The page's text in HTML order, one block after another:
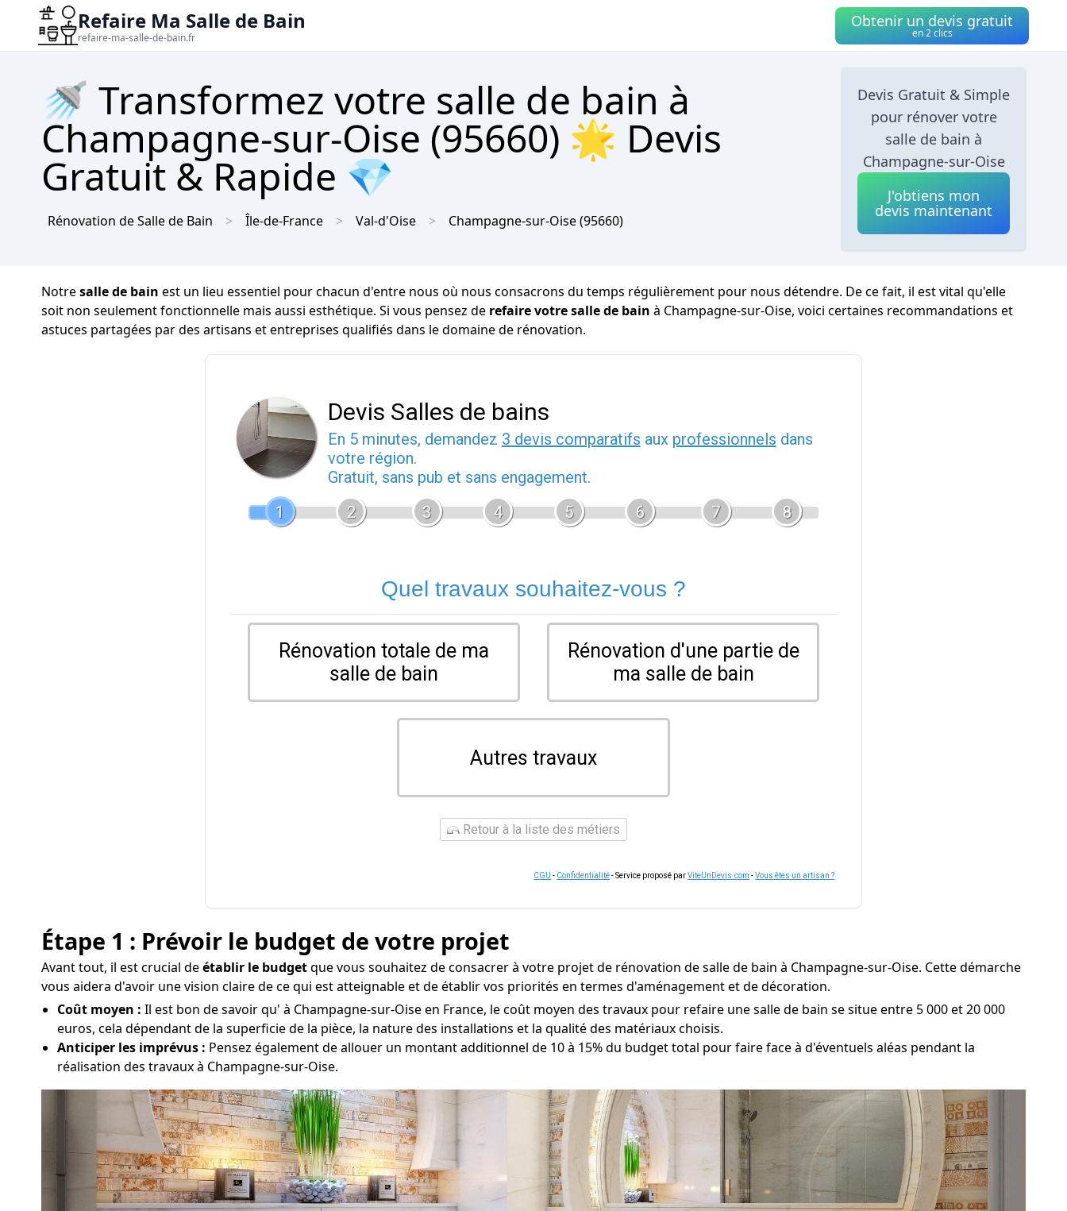
Refaire Ma Salle de Bain
refaire-ma-salle-de-bain.fr
Obtenir un devis gratuit
en 2 clics
🚿 Transformez votre salle de bain à
Champagne-sur-Oise (95660) 🌟 Devis
Gratuit & Rapide 💎
Rénovation de Salle de Bain Île-de-France Val-d'Oise Champagne-sur-Oise(95660)
Devis Gratuit & Simple
pour rénover votre
salle de bain à
Champagne-sur-Oise
J'obtiens mon
devis maintenant
Notresalle de bain est un lieu essentiel pour chacun d'entre nous où nous consacrons du temps régulièrement pour nous détendre. De ce fait, il est vital qu'elle
soit non seulement fonctionnelle mais aussi esthétique. Si vous pensez de refaire votre salle de bain à Champagne-sur-Oise, voici certaines recommandations et
astuces partagées par des artisans et entreprises qualifiés dans le domaine de rénovation.
Devis Salles de bains
En 5 minutes, demandez 3 devis comparatifs aux professionnels dans
votre région.
Gratuit, sans pub et sans engagement.
1
2 3 4 5 6 7 8
Quel travaux souhaitez-vous ?
Rénovation totale de ma
salle de bain
Rénovation d'une partie de
ma salle de bain
Autres travaux
Retour à la liste des métiers
CGU - Confidentialité- Service proposé parViteUnDevis.com -Vous êtes un artisan ?
Étape 1 : Prévoir le budget de votre projet
Avant tout, il est crucial deétablir le budgetque vous souhaitez de consacrer à votre projet de rénovation de salle de bain à Champagne-sur-Oise. Cette démarche
vous aidera d'avoir une vision claire de ce qui est atteignable et de établir vos priorités en termes d'aménagement et de décoration.
Coût moyen : Il est bon de savoir qu' à Champagne-sur-Oise en France, le coût moyen des travaux pour refaire une salle de bain se situe entre 5 000 et 20 000
euros, cela dépendant de la superficie de la pièce, la nature des installations et la qualité des matériaux choisis.
Anticiper les imprévus : Pensez également de allouer un montant additionnel de 10 à 15% du budget total pour faire face à d'éventuels aléas pendant la
réalisation des travaux à Champagne-sur-Oise.